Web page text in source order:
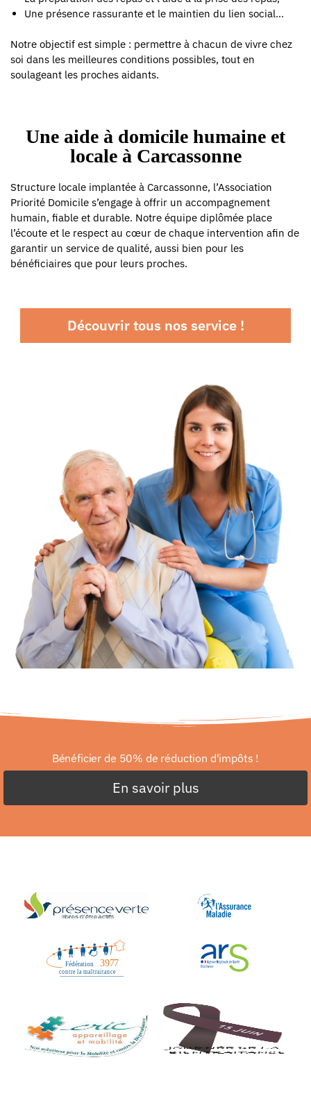
Une présence rassurante et le maintien du lien social…
Notre objectif est simple : permettre à chacun de vivre chez
soi dans les meilleures conditions possibles, tout en
soulageant les proches aidants.
Une aide à domicile humaine et
locale à Carcassonne
Structure locale implantée à Carcassonne, l’Association
Priorité Domicile s’engage à offrir un accompagnement
humain, fiable et durable. Notre équipe diplômée place
l’écoute et le respect au cœur de chaque intervention afin de
garantir un service de qualité, aussi bien pour les
bénéficiaires que pour leurs proches.
Découvrir tous nos service !
Bénéficier de 50% de réduction d'impôts !
En savoir plus